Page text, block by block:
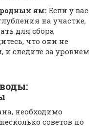
ям: Если у вас
на участке,
для сбора
что они не
и следите за уровнем
необходимо
советов по